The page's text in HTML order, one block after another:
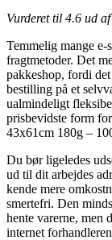
Vurderet til 4.6 ud
Temmelig mange
fragtmetoder. Det
pakkeshop, fordi
bestilling på et
ualmindeligt
prisbevidste form
43x61cm 180g –
Du bør ligeledes
ud til dit arbejdes
kende mere
smertefri. Den
hente varerne, men
internet